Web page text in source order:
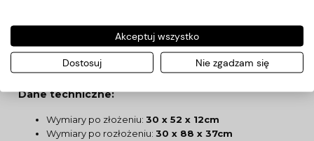
# Dodatkowe zabezpieczenie
Wyposażony w linkę do stabilnego mocowania łóżka
podczas transportu.
Dane techniczne:
Wymiary po złożeniu: 30 x 52 x 12cm
Wymiary po rozłożeniu: 30 x 88 x 37cm
Akceptuj wszystko
Dostosuj Nie zgadzam się